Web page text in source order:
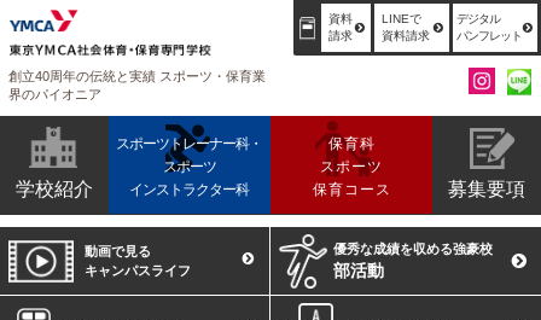
創立40周年の伝統と実績 スポーツ・保育業
界のパイオニア
資料
請求
LINEで
資料請求
デジタル
パンフレット
学校紹介
スポーツトレーナー科・
スポーツ
インストラクター科
保育科
スポーツ
保育コース
募集要項
動画で見る
キャンパスライフ
優秀な成績を収める強豪校
部活動